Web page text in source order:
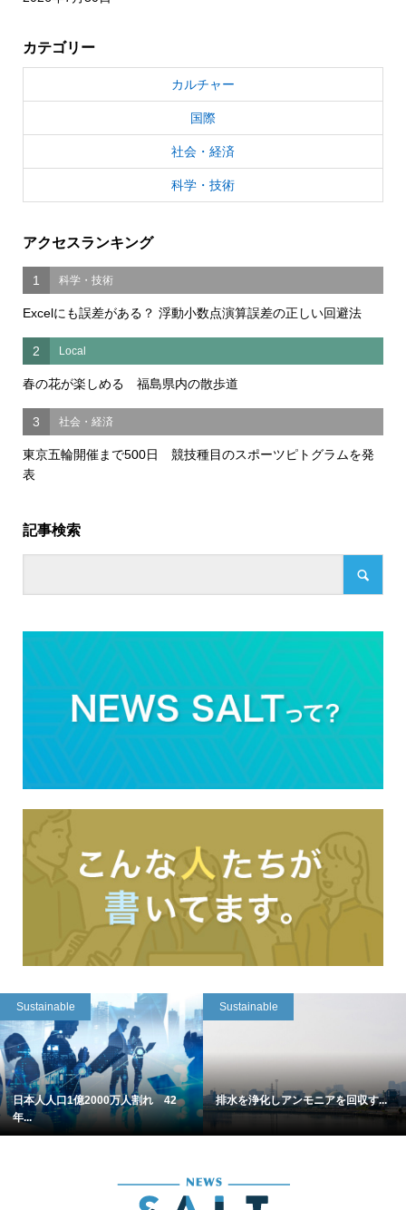
カテゴリー
カルチャー
国際
社会・経済
科学・技術
アクセスランキング
1 科学・技術
Excelにも誤差がある？ 浮動小数点演算誤差の正しい回避法
2 Local
春の花が楽しめる 福島県内の散歩道
3 社会・経済
東京五輪開催まで500日 競技種目のスポーツピトグラムを発
表
記事検索
Sustainable
日本人人口1億2000万人割れ 42
年...
Sustainable
排水を浄化しアンモニアを回収す...